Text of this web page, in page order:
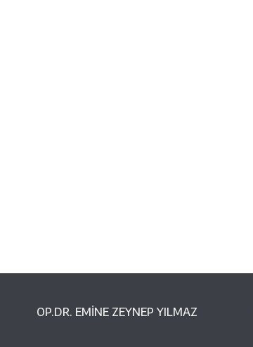
OP.DR. EMINE ZEYNEP YILMAZ